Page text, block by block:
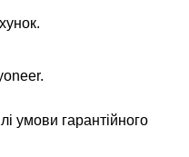
умови гарантійного